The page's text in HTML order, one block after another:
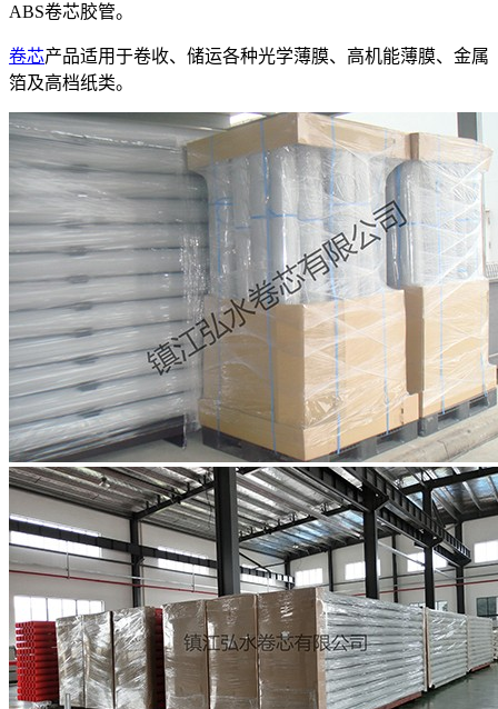
ABS卷芯胶管。
卷芯产品适用于卷收、储运各种光学薄膜、高机能薄膜、金属
箔及高档纸类。